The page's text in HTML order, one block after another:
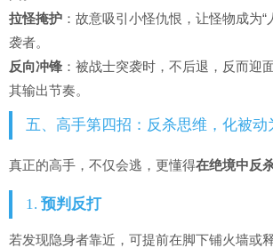
拉怪掩护 ：故意吸引小怪仇恨，让怪物成为“
袭者。
反向冲锋 ：被战士突袭时，不后退，反而迎
其输出节奏。
五、高手第四招：反杀思维，化被动
真正的高手，不仅会逃，更懂得在绝境中反
1. 预判反打
若发现隐身者靠近，可提前在脚下铺火墙或